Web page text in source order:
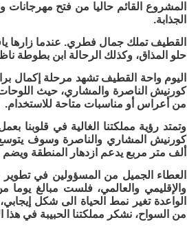
المشروع القائم حاليا من فتح
الجذابة.
القطيف تملك جمال فطري. عندما زارها
حلو المذاق، وكذلك الرحالة ابن بطوطة
اليوم واحة القطيف تشهد مرحلة إكمال
كورنيش الناصرة والمشاري، حيث
من أعراس أو مناسبات متاحة للاستخدام.
ألف متر مربع يدعم ازدهار المنطقة ويضم
العطاء الجميل من المسؤولين في
والإقليمي والعالمي، فلست مبالغ
الواعدة تغير نمط الحياة الى شكل
من السواح، نشكر مملكتنا الحبيبة في هذا